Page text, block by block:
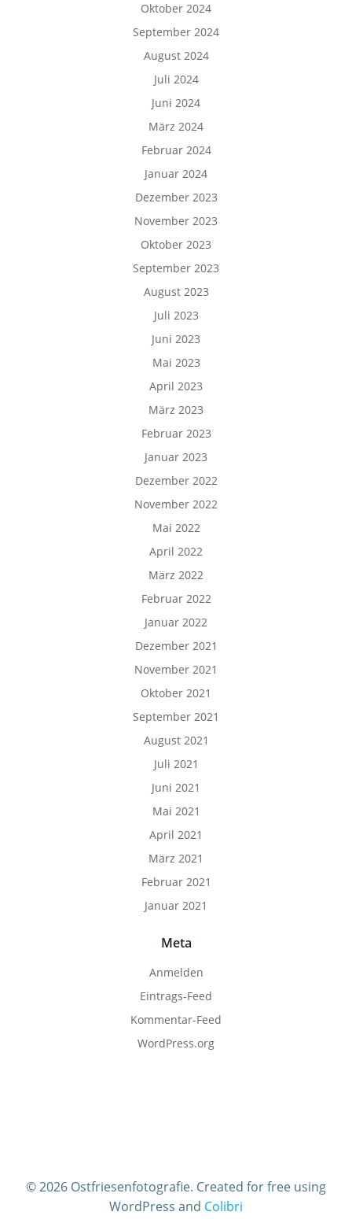
Oktober 2024
September 2024
August 2024
Juli 2024
Juni 2024
März 2024
Februar 2024
Januar 2024
Dezember 2023
November 2023
Oktober 2023
September 2023
August 2023
Juli 2023
Juni 2023
Mai 2023
April 2023
März 2023
Februar 2023
Januar 2023
Dezember 2022
November 2022
Mai 2022
April 2022
März 2022
Februar 2022
Januar 2022
Dezember 2021
November 2021
Oktober 2021
September 2021
August 2021
Juli 2021
Juni 2021
Mai 2021
April 2021
März 2021
Februar 2021
Januar 2021
Meta
Anmelden
Eintrags-Feed
Kommentar-Feed
WordPress.org
© 2026 Ostfriesenfotografie. Created for free using
WordPress and Colibri